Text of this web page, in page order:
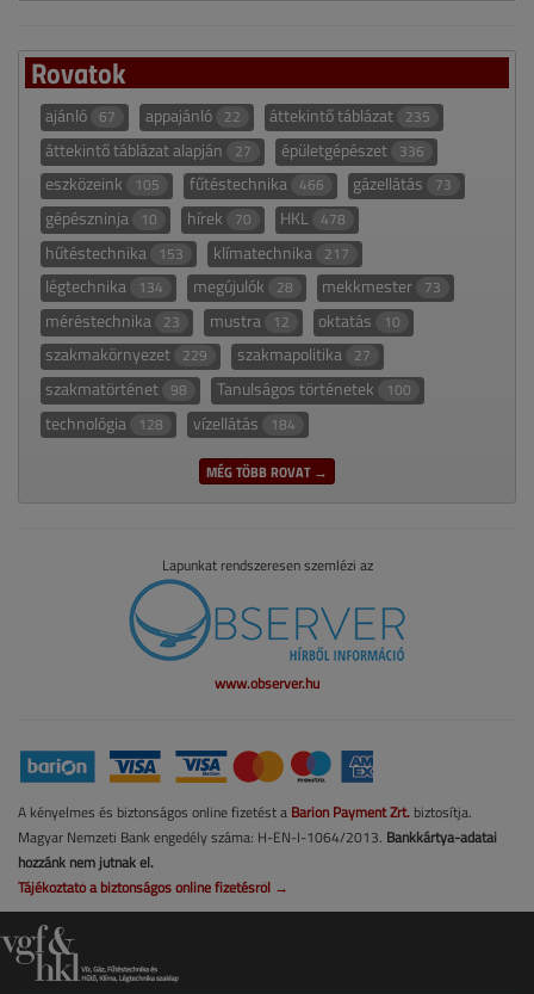
Rovatok
ajánló 67 appajánló 22 áttekintő táblázat 235
áttekintő táblázat alapján 27 épületgépészet 336
eszközeink 105 fűtéstechnika 466 gázellátás 73
gépészninja 10 hírek 70 HKL 478
hűtéstechnika 153 klímatechnika 217
légtechnika 134 megújulók 28 mekkmester 73
méréstechnika 23 mustra 12 oktatás 10
szakmakörnyezet 229 szakmapolitika 27
szakmatörténet 98 Tanulságos történetek 100
technológia 128 vízellátás 184
MÉG TÖBB ROVAT →
Lapunkat rendszeresen szemlézi az
www.observer.hu
A kényelmes és biztonságos online fizetést a Barion Payment Zrt. biztosítja.
Magyar Nemzeti Bank engedély száma: H-EN-I-1064/2013. Bankkártya-adatai
hozzánk nem jutnak el.
Tájékoztató a biztonságos online fizetésről →